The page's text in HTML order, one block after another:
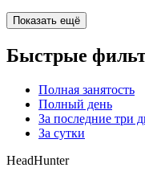
Показать ещё
Быстрые
Полная занятость
Полный день
За последние три
За сутки
HeadHunter